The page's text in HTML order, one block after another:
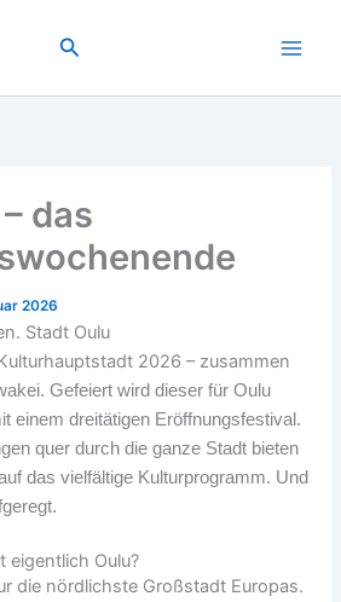
Suchen
das
2026
2026 – zusammen
Gefeiert wird dieser für Oulu
einem dreitätigen Eröffnungsfestival.
quer durch die ganze Stadt bieten
das vielfältige Kulturprogramm. Und
eigentlich Oulu?
die nördlichste Großstadt Europas.